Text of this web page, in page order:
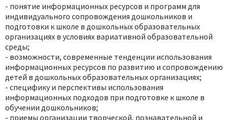
- понятие информационных ресурсов и программ для
индивидуального сопровождения дошкольников и
подготовки к школе в дошкольных образовательных
организациях в условиях вариативной образовательной
среды;
- возможности, современные тенденции использования
информационных ресурсов по развитию и сопровождению
детей в дошкольных образовательных организациях;
- специфику и перспективы использования
информационных подходов при подготовке к школе в
обучении дошкольников;
- приемы организации творческой, познавательной и